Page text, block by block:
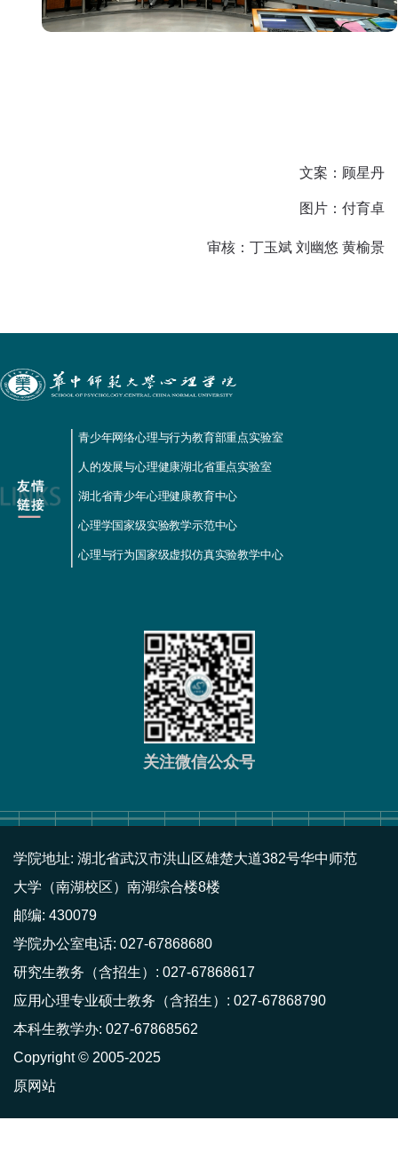
文案：顾星丹
图片：付育卓
审核：丁玉斌 刘幽悠 黄榆景
青少年网络心理与行为教育部重点实验室
人的发展与心理健康湖北省重点实验室
湖北省青少年心理健康教育中心
心理学国家级实验教学示范中心
心理与行为国家级虚拟仿真实验教学中心
关注微信公众号
学院地址: 湖北省武汉市洪山区雄楚大道382号华中师范
大学（南湖校区）南湖综合楼8楼
邮编: 430079
学院办公室电话: 027-67868680
研究生教务（含招生）: 027-67868617
应用心理专业硕士教务（含招生）: 027-67868790
本科生教学办: 027-67868562
Copyright © 2005-2025
原网站